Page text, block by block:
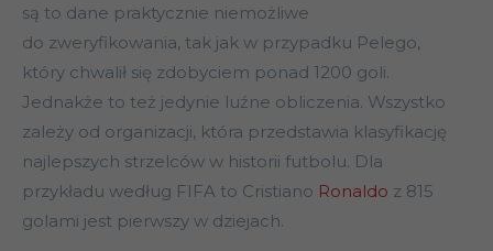
są to dane praktycznie niemożliwe
do zweryfikowania, tak jak w przypadku Pelego,
który chwalił się zdobyciem ponad 1200 goli.
Jednakże to też jedynie luźne obliczenia. Wszystko
zależy od organizacji, która przedstawia klasyfikację
najlepszych strzelców w historii futbolu. Dla
przykładu według FIFA to Cristiano Ronaldo z 815
golami jest pierwszy w dziejach.